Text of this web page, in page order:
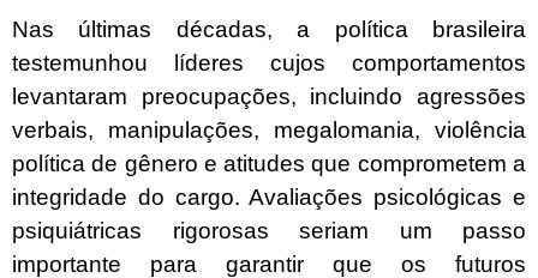
Nas últimas décadas, a política brasileira
testemunhou líderes cujos comportamentos
levantaram preocupações, incluindo agressões
verbais, manipulações, megalomania, violência
política de gênero e atitudes que comprometem a
integridade do cargo. Avaliações psicológicas e
psiquiátricas rigorosas seriam um passo
importante para garantir que os futuros